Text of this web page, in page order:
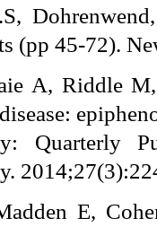
(pp 45-72).
A, Riddle
E,